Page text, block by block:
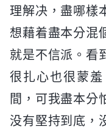
理解决，盡哪樣
想藉着盡本分混
就是不信派。看
很扎心也很蒙
間，可我盡本分
没有堅持到底，